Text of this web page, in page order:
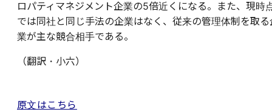
ロパティマネジメント企業の5倍近くになる。また、現時
では同社と同じ手法の企業はなく、従来の管理体制を取る
業が主な競合相手である。
（翻訳・小六）
原文はこちら